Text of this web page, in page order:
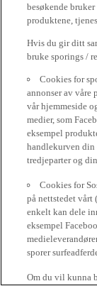
besøkende
produktene,
Hvis du gir ditt
bruke sporings /
Cookies for
annonser av våre
vår hjemmeside
medier, som
eksempel
handlekurven din
tredjeparter og
Cookies for
på nettstedet vårt
enkelt kan dele
eksempel
sporer
Om du vil kunna